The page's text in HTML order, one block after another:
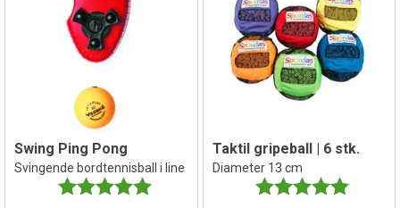
Swing Ping Pong
Svingende bordtennisball i line
Karakter:
5.0 av 5 mulige
Taktil gripeball | 6 stk.
Diameter 13 cm
Karakter: